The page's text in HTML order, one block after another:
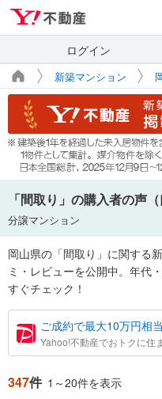
ログイン
新築マンション
「間取り」の購入者の声
分譲マンション
岡山県の「間取り」に関する
ミ・レビューを公開中。年代
すぐチェック！
ご成約で最大10万円相
Yahoo!不動産でおトクに住
347件 1～20件を表示